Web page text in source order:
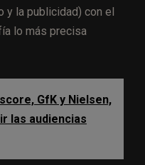
la publicidad) con el
lo más precisa
GfK y Nielsen,
las audiencias